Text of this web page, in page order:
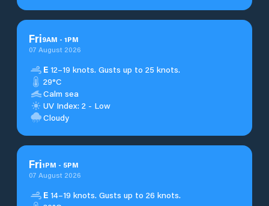
Fri9AM - 1PM
07 August 2026
E 12–19 knots. Gusts up to 25 knots.
29°C
Calm sea
UV Index: 2 - Low
Cloudy
Fri1PM - 5PM
07 August 2026
E 14–19 knots. Gusts up to 26 knots.